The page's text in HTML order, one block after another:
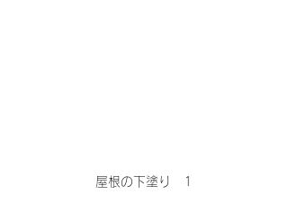
屋根の下塗り　1